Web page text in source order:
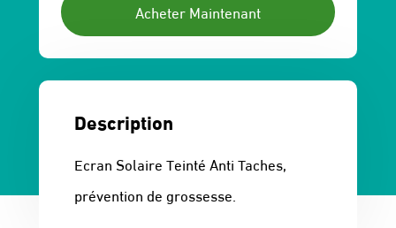
Acheter Maintenant
Description
Ecran Solaire Teinté Anti Taches,
prévention de grossesse.